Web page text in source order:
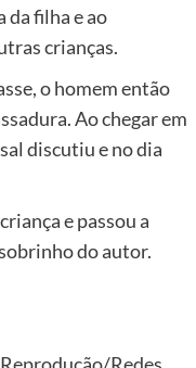
da filha e ao
crianças.
o homem então
Ao chegar em
discutiu e no dia
e passou a
do autor.